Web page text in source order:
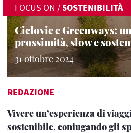
FOCUS ON /SOSTENIBILITÀ
Ciclovie e Greenways:
prossimità, slow e
31 ottobre 2024
REDAZIONE
Vivere un’esperienza di
sostenibile, coniugando gli